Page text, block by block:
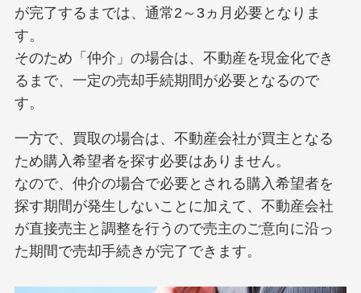
が完了するまでは、通常2～3ヵ月必要となりま
す。
そのため「仲介」の場合は、不動産を現金化でき
るまで、一定の売却手続期間が必要となるので
す。
一方で、買取の場合は、不動産会社が買主となる
ため購入希望者を探す必要はありません。
なので、仲介の場合で必要とされる購入希望者を
探す期間が発生しないことに加えて、不動産会社
が直接売主と調整を行うので売主のご意向に沿っ
た期間で売却手続きが完了できます。